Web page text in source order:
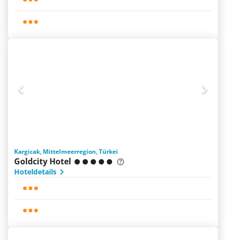
Kargicak, Mittelmeerregion, Türkei
Goldcity Hotel
Hoteldetails